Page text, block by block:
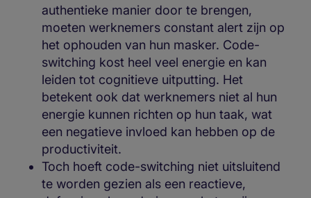
authentieke manier door te brengen,
moeten werknemers constant alert zijn op
het ophouden van hun masker. Code-
switching kost heel veel energie en kan
leiden tot cognitieve uitputting. Het
betekent ook dat werknemers niet al hun
energie kunnen richten op hun taak, wat
een negatieve invloed kan hebben op de
productiviteit.
Toch hoeft code-switching niet uitsluitend
te worden gezien als een reactieve,